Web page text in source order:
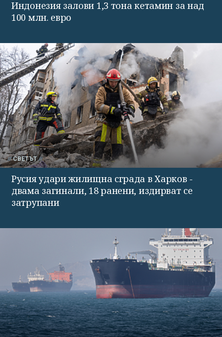
Индонезия залови 1,3 тона кетамин за над
100 млн. евро
СВЕТЪТ
Русия удари жилищна сграда в Харков -
двама загинали, 18 ранени, издирват се
затрупани